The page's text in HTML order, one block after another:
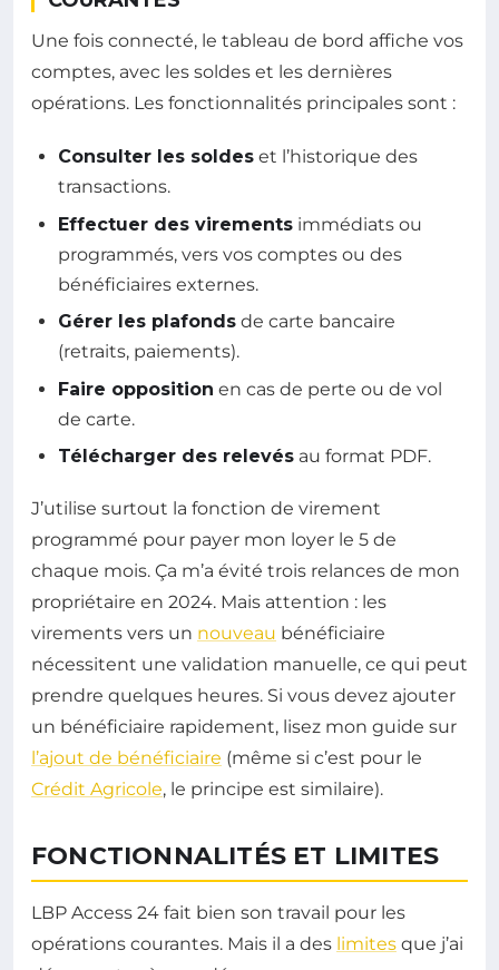
Une fois connecté, le tableau de bord affiche vos
comptes, avec les soldes et les dernières
opérations. Les fonctionnalités principales sont :
Consulter les soldes et l’historique des
transactions.
Effectuer des virements immédiats ou
programmés, vers vos comptes ou des
bénéficiaires externes.
Gérer les plafonds de carte bancaire
(retraits, paiements).
Faire opposition en cas de perte ou de vol
de carte.
Télécharger des relevés au format PDF.
J’utilise surtout la fonction de virement
programmé pour payer mon loyer le 5 de
chaque mois. Ça m’a évité trois relances de mon
propriétaire en 2024. Mais attention : les
virements vers un nouveau bénéficiaire
nécessitent une validation manuelle, ce qui peut
prendre quelques heures. Si vous devez ajouter
un bénéficiaire rapidement, lisez mon guide sur
l’ajout de bénéficiaire (même si c’est pour le
Crédit Agricole, le principe est similaire).
FONCTIONNALITÉS ET LIMITES
LBP Access 24 fait bien son travail pour les
opérations courantes. Mais il a des limites que j’ai